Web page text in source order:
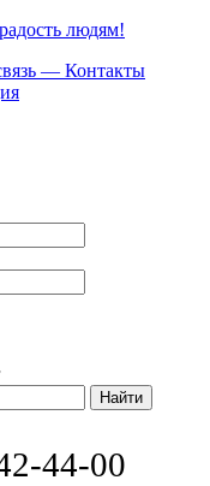
людям!
— Контакты
Найти
44-00